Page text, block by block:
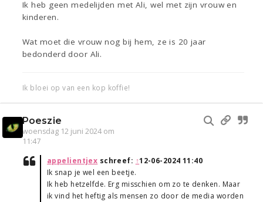
Ik heb geen medelijden met Ali, wel met zijn vrouw en
kinderen.
Wat moet die vrouw nog bij hem, ze is 20 jaar
bedonderd door Ali.
Ik bloei op van een kop koffie!
Poeszie
woensdag 12 juni 2024 om
11:47
appelientjex schreef: ↑12-06-2024 11:40
Ik snap je wel een beetje.
Ik heb hetzelfde. Erg misschien om zo te denken. Maar
ik vind het heftig als mensen zo door de media worden